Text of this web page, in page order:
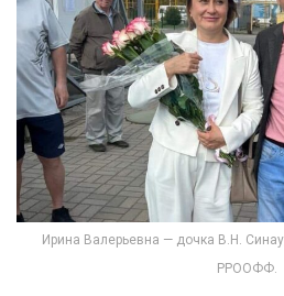
Ирина Валерьевна — дочка В.Н.
РРООФФ.